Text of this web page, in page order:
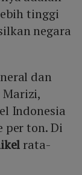
tinggi
negara
dan
Marizi,
Indonesia
per ton. Di
rata-